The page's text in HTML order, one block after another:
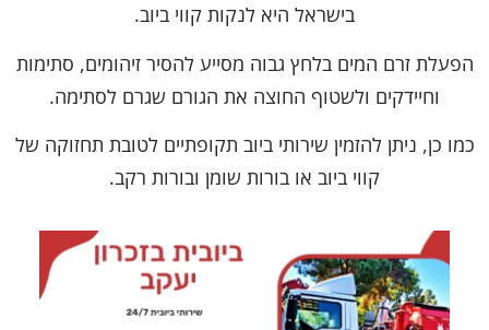
בישראל היא לנקות קווי ביוב.
הפעלת זרם המים בלחץ גבוה מסייע להסיר זיהומים, סתימות
וחיידקים ולשטוף החוצה את הגורם שגרם לסתימה.
כמו כן, ניתן להזמין שירותי ביוב תקופתיים לטובת תחזוקה של
קווי ביוב או בורות שומן ובורות רקב.